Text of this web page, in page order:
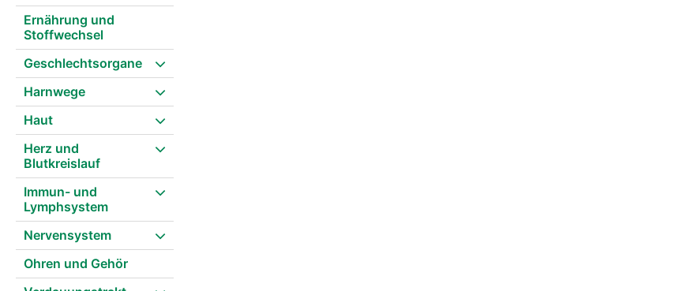
Ernährung und
Stoffwechsel
Geschlechtsorgane
Harnwege
Haut
Herz und
Blutkreislauf
Immun- und
Lymphsystem
Nervensystem
Ohren und Gehör